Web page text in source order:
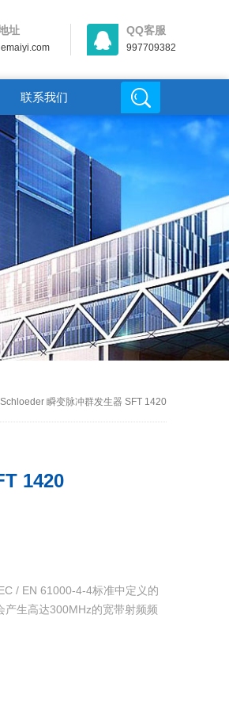
址 QQ客服
997709382
联系我们
瞬变脉冲群发生器 SFT 1420
1420
/ EN 61000-4-4标准中定义的
生高达300MHz的宽带射频频